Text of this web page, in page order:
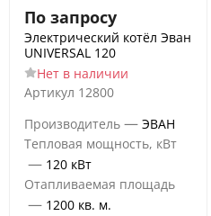
По запросу
Электрический котёл Эван
UNIVERSAL 120
Нет в наличии
Артикул 12800
Производитель — ЭВАН
Тепловая мощность, кВт
— 120 кВт
Отапливаемая площадь
— 1200 кв. м.